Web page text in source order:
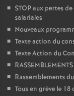
STOP aux pertes
salariales
Nouveaux
Texte action du
Texte Action du
Rassemblements
Tous en grève le 18